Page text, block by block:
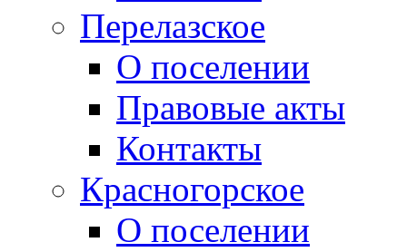
Перелазское
О поселении
Правовые акты
Контакты
Красногорское
О поселении